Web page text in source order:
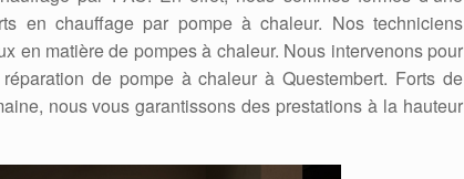
en chauffage par pompe à chaleur. Nos techniciens
en matière de pompes à chaleur. Nous intervenons pour
de pompe à chaleur à Questembert. Forts de
nous vous garantissons des prestations à la hauteur